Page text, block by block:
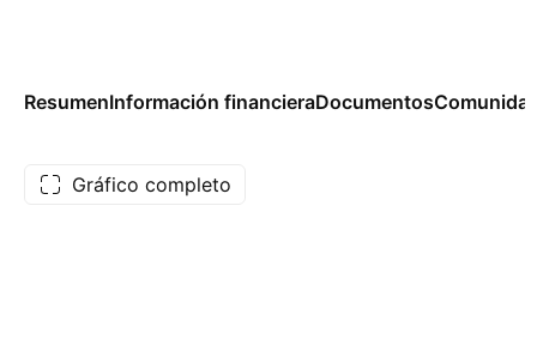
ResumenInformación financieraDocumentos
Gráfico completo